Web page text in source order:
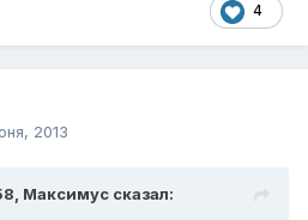
4
2013
Максимус сказал: